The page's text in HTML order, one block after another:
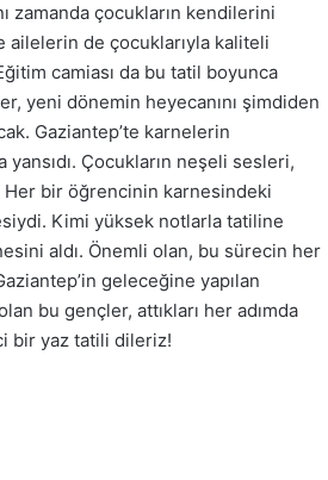
zamanda çocukların kendilerini
ailelerin de çocuklarıyla kaliteli
camiası da bu tatil boyunca
yeni dönemin heyecanını şimdiden
Gaziantep’te karnelerin
Çocukların neşeli sesleri,
Her bir öğrencinin karnesindeki
Kimi yüksek notlarla tatiline
aldı. Önemli olan, bu sürecin her
geleceğine yapılan
bu gençler, attıkları her adımda
bir yaz tatili dileriz!